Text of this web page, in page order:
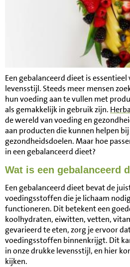
Een gebalanceerd dieet is
levensstijl. Steeds meer mensen
hun voeding aan te vullen met
als gemakkelijk in gebruik zijn.
de wereld van voeding en
aan producten die kunnen helpen
gezondheidsdoelen. Maar hoe
in een gebalanceerd dieet?
Wat is een gebalanceerd
Een gebalanceerd dieet bevat de
voedingsstoffen die je lichaam
functioneren. Dit betekent een
koolhydraten, eiwitten, vetten,
gevarieerd te eten, zorg je ervoor
voedingsstoffen binnenkrijgt. Dit
in onze drukke levensstijl, en hier
kijken.